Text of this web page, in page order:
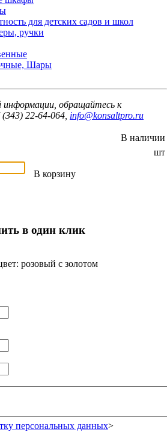
для детских садов и школ
ручки
Шары
информации, обращайтесь к
22-64-064, info@konsaltpro.ru
В наличии
шт
В корзину
в один клик
розовый с золотом
персональных данных>